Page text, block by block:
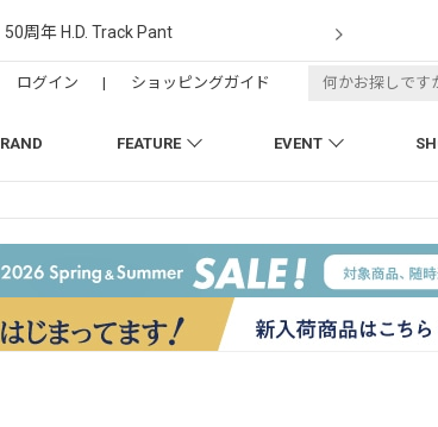
年 H.D. Track Pant
FEATURE EVENT
ログイン | ショッピングガイド